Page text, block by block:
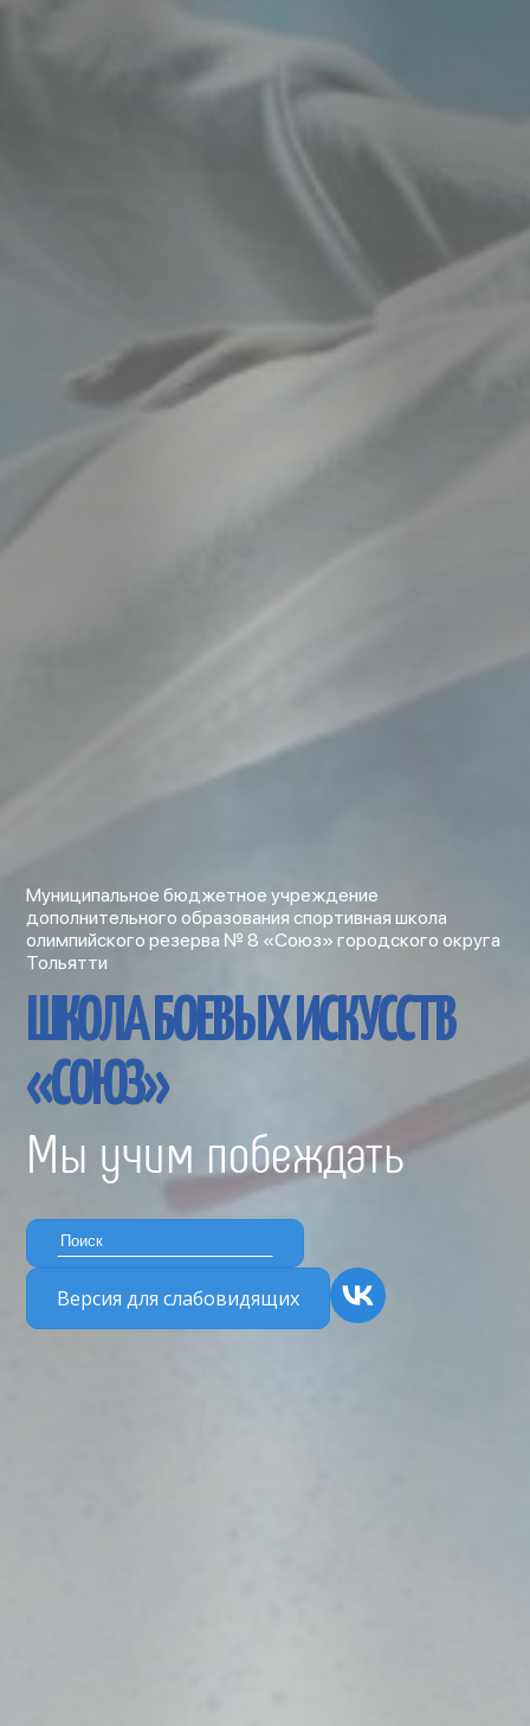
Муниципальное бюджетное учреждение
дополнительного образования спортивная школа
олимпийского резерва № 8 «Союз» городского округа
Тольятти
ШКОЛА БОЕВЫХ ИСКУССТВ
«СОЮЗ»
Мы учим побеждать
Версия для слабовидящих